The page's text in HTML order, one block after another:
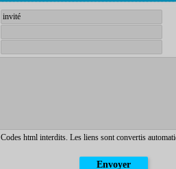
Codes html interdits. Les liens sont convertis